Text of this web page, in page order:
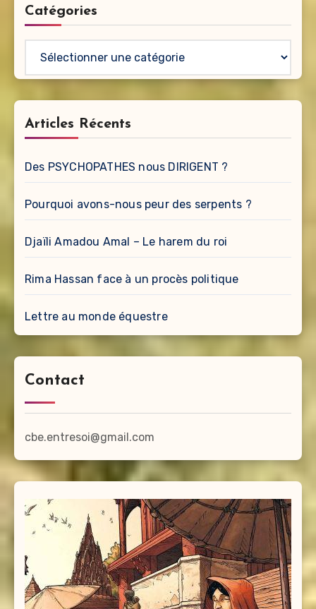
Catégories
Articles Récents
Des PSYCHOPATHES nous DIRIGENT ?
Pourquoi avons-nous peur des serpents ?
Djaïli Amadou Amal – Le harem du roi
Rima Hassan face à un procès politique
Lettre au monde équestre
Contact
cbe.entresoi@gmail.com